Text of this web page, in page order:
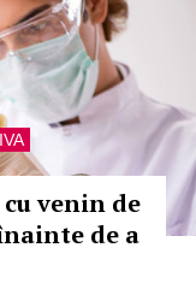
venin de
de a